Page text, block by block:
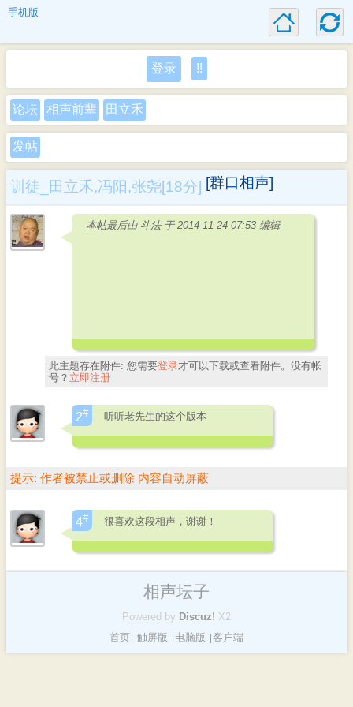
手机版
登录 !!
论坛 相声前辈 田立禾
发帖
训徒_田立禾,冯阳,张尧[18分] [群口相声]
本帖最后由 斗法 于 2014-11-24 07:53 编辑
此主题存在附件: 您需要登录才可以下载或查看附件。没有帐
号？ 立即注册
2# 听听老先生的这个版本
提示: 作者被禁止或删除 内容自动屏蔽
4# 很喜欢这段相声，谢谢！
相声坛子
Powered by Discuz! X2
首页 触屏版 电脑版 客户端